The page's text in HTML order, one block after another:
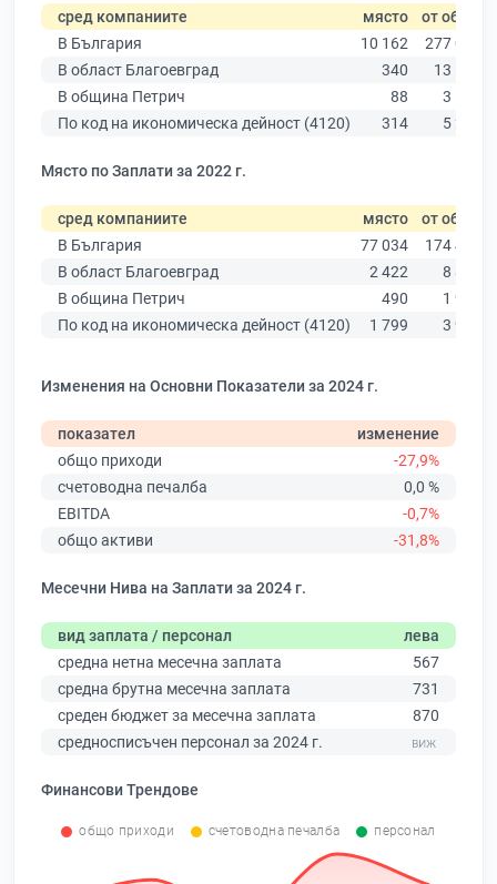
сред компаниите място от общо
В България
10 162
277 019
В област Благоевград
340
13 529
В община Петрич
88
3 136
По код на икономическа дейност (4120)
314 5 291
Място по Заплати за 2022 г.
сред компаниите място от общо
В България
77 034
174 403
В област Благоевград
2 422
8 826
В община Петрич
490
1 963
По код на икономическа дейност (4120)
1 799 3 927
Изменения на Основни Показатели за 2024 г.
показател
изменение
общо приходи
-27,9%
счетоводна печалба
0,0 %
EBITDA
-0,7%
общо активи
-31,8%
Месечни Нива на Заплати за 2024 г.
вид заплата / персонал
лева
средна нетна месечна заплата
567
средна брутна месечна заплата
731
среден бюджет за месечна заплата
870
средносписъчен персонал за 2024 г.
Финансови Трендове
общо приходи счетоводна печалба персонал